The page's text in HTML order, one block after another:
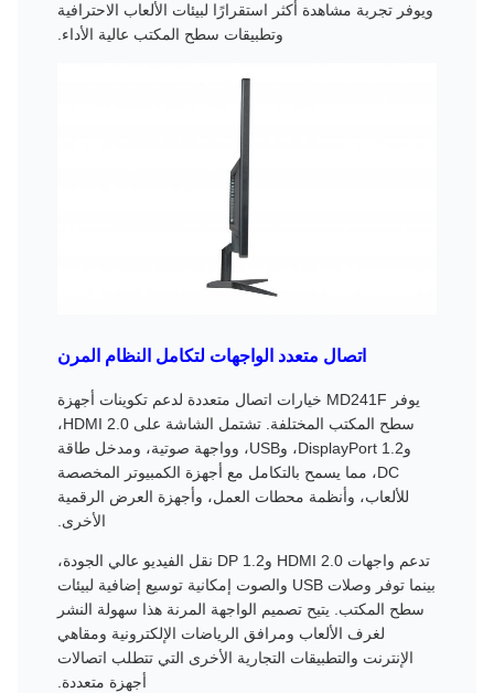
ويوفر تجربة مشاهدة أكثر استقرارًا لبيئات الألعاب الاحترافية
وتطبيقات سطح المكتب عالية الأداء.
اتصال متعدد الواجهات لتكامل النظام المرن
يوفر MD241F خيارات اتصال متعددة لدعم تكوينات أجهزة
سطح المكتب المختلفة. تشتمل الشاشة على HDMI 2.0،
وDisplayPort 1.2، وUSB، وواجهة صوتية، ومدخل طاقة
DC، مما يسمح بالتكامل مع أجهزة الكمبيوتر المخصصة
للألعاب، وأنظمة محطات العمل، وأجهزة العرض الرقمية
الأخرى.
تدعم واجهات HDMI 2.0 وDP 1.2 نقل الفيديو عالي الجودة،
بينما توفر وصلات USB والصوت إمكانية توسيع إضافية لبيئات
سطح المكتب. يتيح تصميم الواجهة المرنة هذا سهولة النشر
لغرف الألعاب ومرافق الرياضات الإلكترونية ومقاهي
الإنترنت والتطبيقات التجارية الأخرى التي تتطلب اتصالات
أجهزة متعددة.